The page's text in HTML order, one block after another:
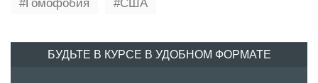
Гомофобия
США
БУДЬТЕ В КУРСЕ В УДОБНОМ ФОРМАТЕ